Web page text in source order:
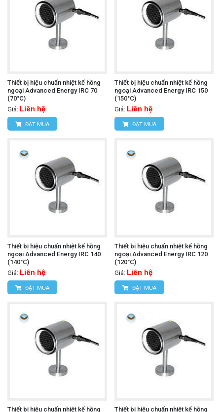
Thiết bị hiệu chuẩn nhiệt kế hồng
ngoại Advanced Energy IRC 70
(70°C)
Giá: Liên hệ
ĐẶT MUA
Thiết bị hiệu chuẩn nhiệt kế hồng
ngoại Advanced Energy IRC 150
(150°C)
Giá: Liên hệ
ĐẶT MUA
Thiết bị hiệu chuẩn nhiệt kế hồng
ngoại Advanced Energy IRC 140
(140°C)
Giá: Liên hệ
ĐẶT MUA
Thiết bị hiệu chuẩn nhiệt kế hồng
ngoại Advanced Energy IRC 120
(120°C)
Giá: Liên hệ
ĐẶT MUA
Thiết bị hiệu chuẩn nhiệt kế hồng Thiết bị hiệu chuẩn nhiệt kế hồng